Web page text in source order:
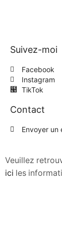
Suivez-moi
Facebook
Instagram
TikTok
Contact
Envoyer un
Veuillez
ici les